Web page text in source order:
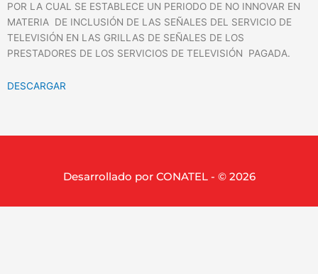
POR LA CUAL SE ESTABLECE UN PERIODO DE NO INNOVAR EN
MATERIA DE INCLUSIÓN DE LAS SEÑALES DEL SERVICIO DE
TELEVISIÓN EN LAS GRILLAS DE SEÑALES DE LOS
PRESTADORES DE LOS SERVICIOS DE TELEVISIÓN PAGADA.
DESCARGAR
Desarrollado por CONATEL - © 2026